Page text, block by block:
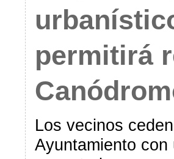
permitirá
Los vecinos
Ayuntamiento